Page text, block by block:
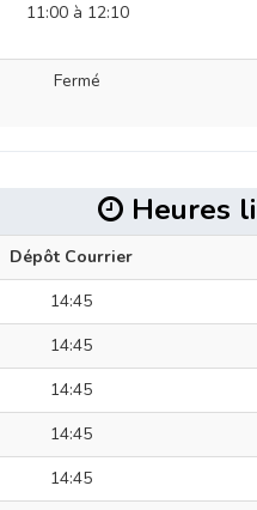
11:00 à 12:10
Fermé
Heures
Dépôt Courrier
14:45
14:45
14:45
14:45
14:45